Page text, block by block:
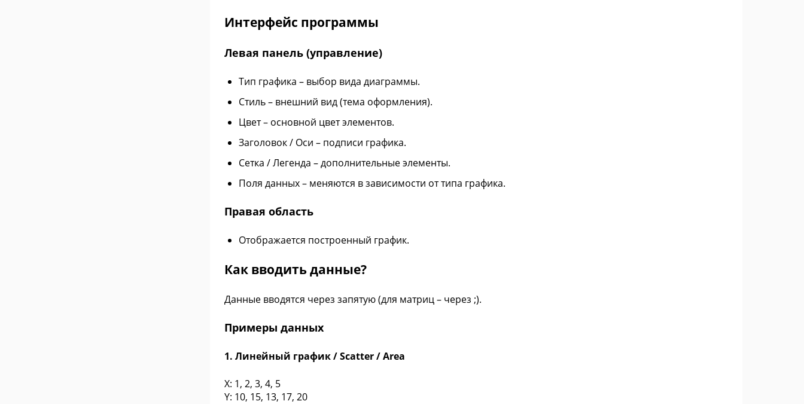
Интерфейс программы
Левая панель (управление)
Тип графика – выбор вида диаграммы.
Стиль – внешний вид (тема оформления).
Цвет – основной цвет элементов.
Заголовок / Оси – подписи графика.
Сетка / Легенда – дополнительные элементы.
Поля данных – меняются в зависимости от типа графика.
Правая область
Отображается построенный график.
Как вводить данные?
Данные вводятся через запятую (для матриц – через ;).
Примеры данных
1. Линейный график / Scatter / Area
X: 1, 2, 3, 4, 5
Y: 10, 15, 13, 17, 20